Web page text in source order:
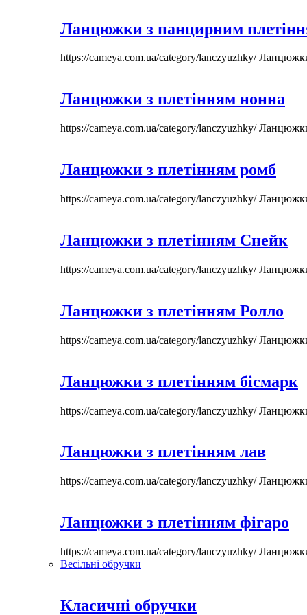
Ланцюжки з панцирним
https://cameya.com.ua/category/lanczyuzhky/
Ланцюжки з плетінням нонна
https://cameya.com.ua/category/lanczyuzhky/
Ланцюжки з плетінням ромб
https://cameya.com.ua/category/lanczyuzhky/
Ланцюжки з плетінням Снейк
https://cameya.com.ua/category/lanczyuzhky/
Ланцюжки з плетінням Ролло
https://cameya.com.ua/category/lanczyuzhky/
Ланцюжки з плетінням бісмарк
https://cameya.com.ua/category/lanczyuzhky/
Ланцюжки з плетінням лав
https://cameya.com.ua/category/lanczyuzhky/
Ланцюжки з плетінням фігаро
https://cameya.com.ua/category/lanczyuzhky/
Весільні обручки
Класичні обручки